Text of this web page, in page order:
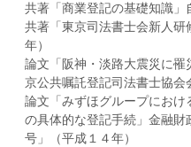
共著「商業登記の基礎知識」
共著「東京司法書士会新人
年）
論文「阪神・淡路大震災に
京公共嘱託登記司法書士協会
論文「みずほグループにお
の具体的な登記手続」金融財
号」（平成１４年）